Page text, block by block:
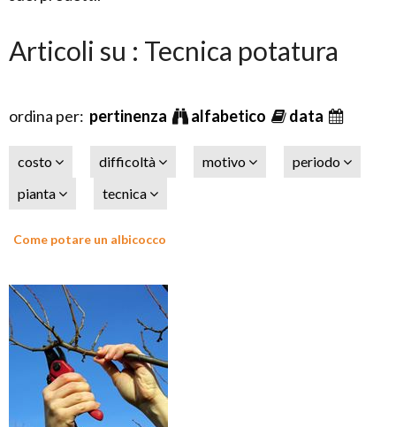
Articoli su : Tecnica potatura
ordina per: pertinenza alfabetico data
costo difficoltà motivo
periodo
pianta
tecnica
Come potare un albicocco